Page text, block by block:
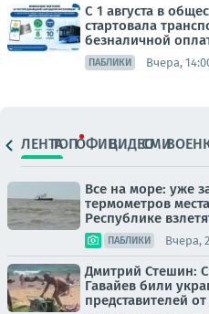
С 1 августа в
стартовала
безналичной
ПАБЛИКИ Вчера,
ЛЕНТАТОПОФИЦ.ВИДЕОСМИ
Все на море: уже
термометров
Республике
ПАБЛИКИ Вчера,
Дмитрий Стешин:
Гавайев били
представителей